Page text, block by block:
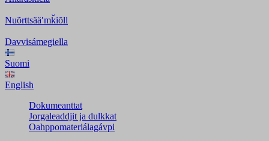
Nuõrttsääʹmǩiõll
Davvisámegiella
Suomi
English
Dokumeanttat
Jorgaleaddjit ja dulkkat
Oahppomateriálagávpi